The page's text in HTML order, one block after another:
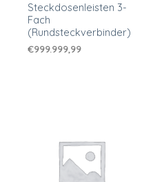
Steckdosenleisten 3-
Fach
(Rundsteckverbinder)
€999.999,99